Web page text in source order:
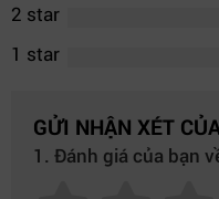
2 star
1 star
GỬI NHẬN XÉT
1. Đánh giá của bạn